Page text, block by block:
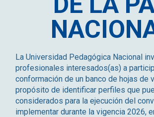
La Universidad Pedagógica Nacional
profesionales interesados(as) a
conformación de un banco de hojas de
propósito de identificar perfiles que
considerados para la ejecución del
implementar durante la vigencia 2026,